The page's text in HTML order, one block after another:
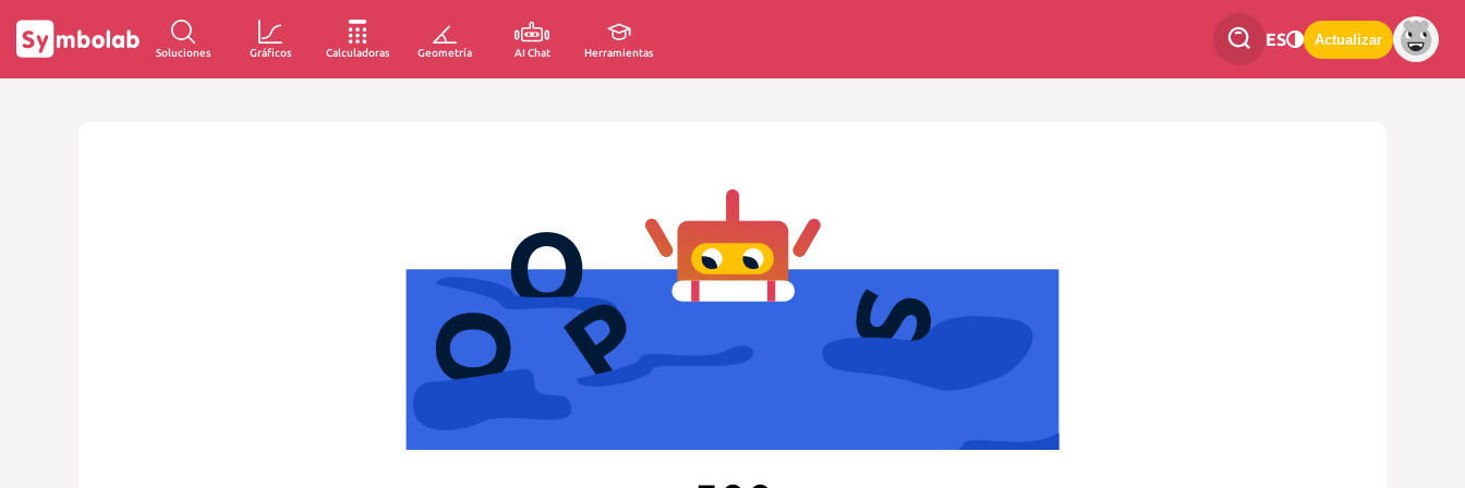
Soluciones Gráficos Calculadoras Geometría AI Chat Herramientas
ES Actualizar